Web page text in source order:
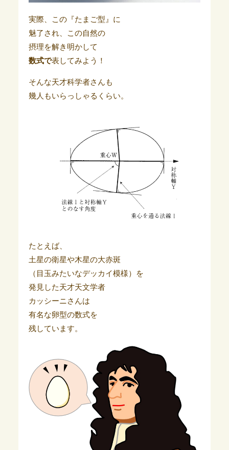
実際、この『たまご型』に
魅了され、この自然の
摂理を解き明かして
数式で表してみよう！
そんな天才科学者さんも
幾人もいらっしゃるくらい。
たとえば、
土星の衛星や木星の大赤斑
（目玉みたいなデッカイ模様）を
発見した天才天文学者
カッシーニさんは
有名な卵型の数式を
残しています。